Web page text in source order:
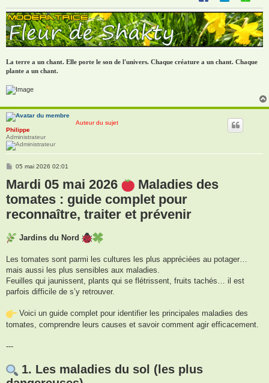
La terre a un chant. Elle porte le son de l'univers. Chaque créature a un chant. Chaque
plante a un chant.
Auteur du sujet
Philippe
Administrateur
M
s
s
g
05 mai 2026 02:01
Mardi 05 mai 2026
Maladies des
tomates : guide complet pour
reconnaître, traiter et prévenir
Jardins du Nord
Les tomates sont parmi les cultures les plus appréciées au potager…
mais aussi les plus sensibles aux maladies.
Feuilles qui jaunissent, plants qui se flétrissent, fruits tachés… il est
parfois difficile de s’y retrouver.
Voici un guide complet pour identifier les principales maladies des
tomates, comprendre leurs causes et savoir comment agir efficacement.
---
1. Les maladies du sol (les plus